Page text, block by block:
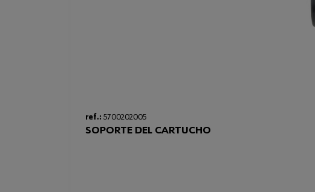
ref.: 5700202005
SOPORTE DEL CARTUCHO